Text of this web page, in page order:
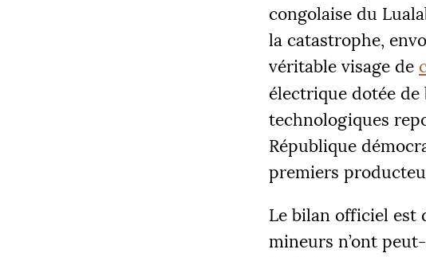
congolaise du
la catastrophe,
véritable visage de
électrique dotée de
technologiques
République
premiers
Le bilan officiel est
mineurs n’ont